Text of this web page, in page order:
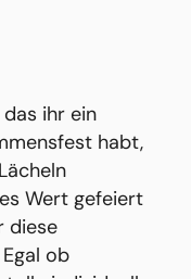
ihr ein
habt,
Wert gefeiert
diese
ob